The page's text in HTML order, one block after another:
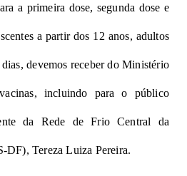
a primeira dose, segunda dose e
a partir dos 12 anos, adultos
devemos receber do Ministério
incluindo para o público
da Rede de Frio Central da
DF), Tereza Luiza Pereira.